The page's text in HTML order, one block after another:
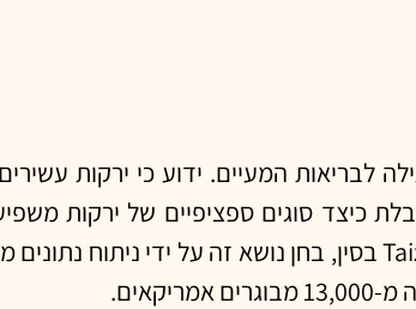
לבריאות המעיים. ידוע כי ירקות
כיצד סוגים ספציפיים של ירקות